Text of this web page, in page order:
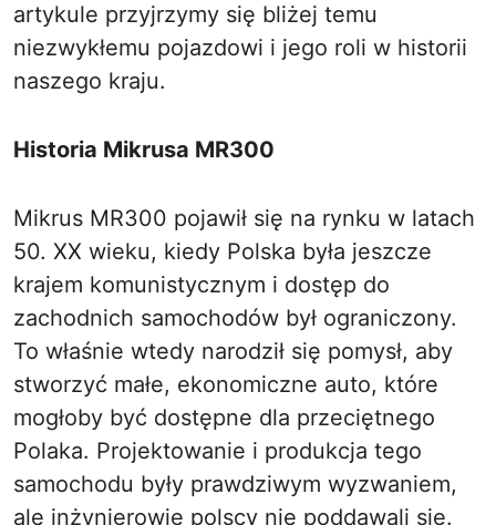
artykule przyjrzymy się bliżej temu
niezwykłemu pojazdowi i jego roli w historii
naszego kraju.
Historia Mikrusa MR300
Mikrus MR300 pojawił się na rynku w latach
50. XX wieku, kiedy Polska była jeszcze
krajem komunistycznym i dostęp do
zachodnich samochodów był ograniczony.
To właśnie wtedy narodził się pomysł, aby
stworzyć małe, ekonomiczne auto, które
mogłoby być dostępne dla przeciętnego
Polaka. Projektowanie i produkcja tego
samochodu były prawdziwym wyzwaniem,
ale inżynierowie polscy nie poddawali się.